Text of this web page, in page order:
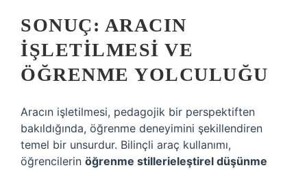
SONUÇ: ARACIN
İŞLETILMESI VE
ÖĞRENME YOLCULUĞU
Aracın işletilmesi, pedagojik bir perspektiften
bakıldığında, öğrenme deneyimini şekillendiren
temel bir unsurdur. Bilinçli araç kullanımı,
öğrencilerin öğrenme stillerieleştirel düşünme